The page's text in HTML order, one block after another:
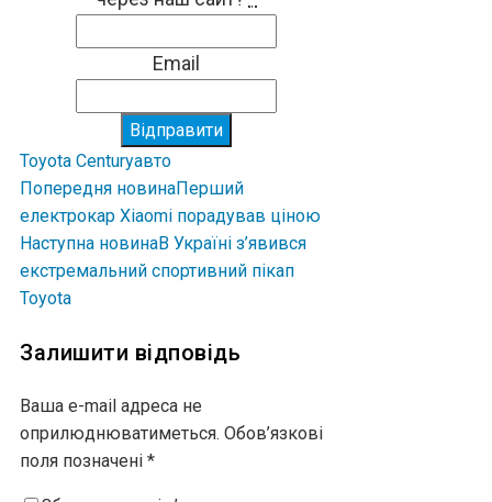
Email
Відправити
Toyota Centuryавто
Попередня новинаПерший
електрокар Xiaomi порадував ціною
Наступна новинаВ Україні з’явився
екстремальний спортивний пікап
Toyota
Залишити відповідь
Ваша e-mail адреса не
оприлюднюватиметься. Обов’язкові
поля позначені *